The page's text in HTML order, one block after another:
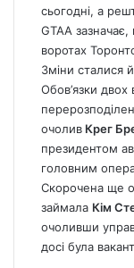
сьогодні, а
GTAA зазначає,
воротах
Зміни сталися
Обов’язки двох
очолив Крег
президентом
головним
Скорочена ще
займала Кім
очоливши
досі була